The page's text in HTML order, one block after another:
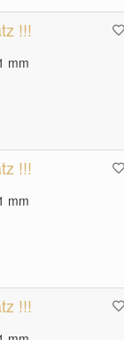
!!!
mm
!!!
mm
!!!